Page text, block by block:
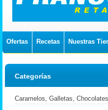
Ofertas Recetas Nuestras
Categorías
Caramelos, Galletas,